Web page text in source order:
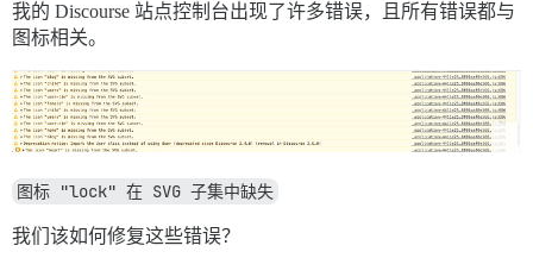
我的 Discourse 站点控制台出现了许多错误，且所有错误都与
图标相关。
图标 "lock" 在 SVG 子集中缺失
我们该如何修复这些错误？